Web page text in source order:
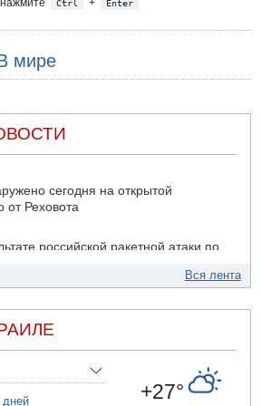
Ctrl Enter
мире
сегодня на открытой
от Реховота
российской ракетной атаки по
БПЛА со взрывчаткой по
ранены двое маленьких детей
Вся лента
дней
+27°